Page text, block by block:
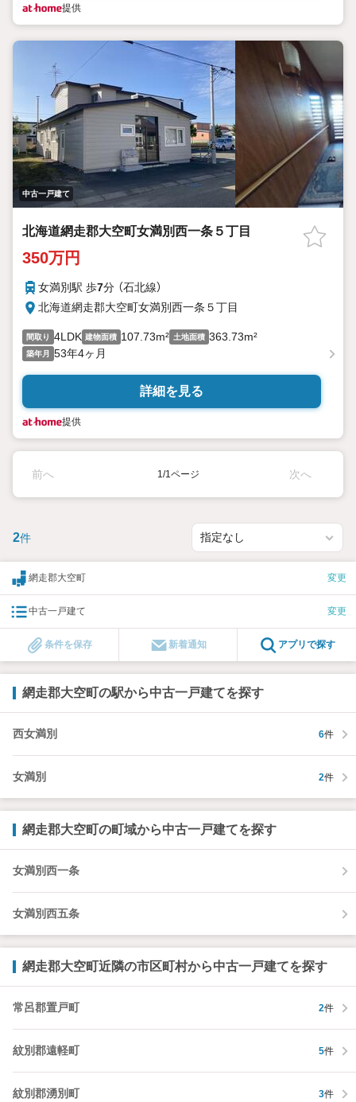
提供
中古一戸建て
北海道網走郡大空町女満別西一条５丁目
350万円
女満別駅 歩7分 （石北線）
北海道網走郡大空町女満別西一条５丁目
間取り 4LDK 建物面積 107.73m² 土地面積 363.73m²
築年月 53年4ヶ月
詳細を見る
提供
前へ 1/1ページ 次へ
2件
網走郡大空町 変更
中古一戸建て 変更
条件を保存 新着通知 アプリで探す
網走郡大空町の駅から中古一戸建てを探す
西女満別 6件
女満別 2件
網走郡大空町の町域から中古一戸建てを探す
女満別西一条
女満別西五条
網走郡大空町近隣の市区町村から中古一戸建てを探す
常呂郡置戸町 2件
紋別郡遠軽町 5件
紋別郡湧別町 3件